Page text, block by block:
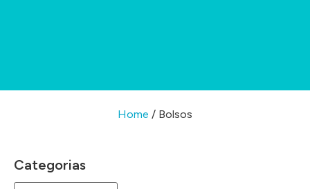
Home / Bolsos
Categorias